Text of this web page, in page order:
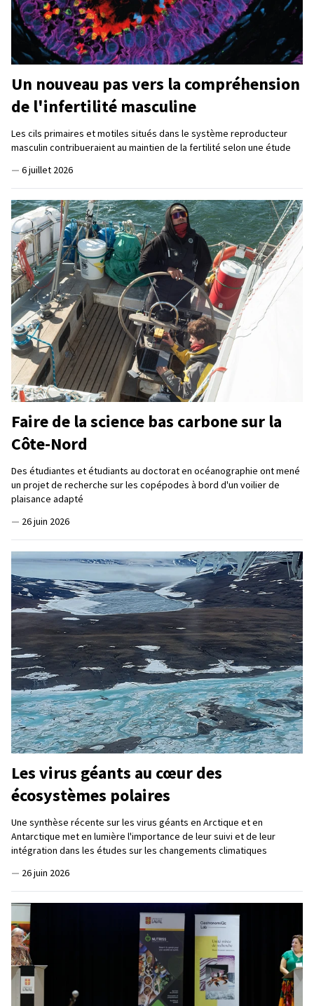
Un nouveau pas vers la compréhension
de l'infertilité masculine
Les cils primaires et motiles situés dans le système reproducteur
masculin contribueraient au maintien de la fertilité selon une étude
— 6 juillet 2026
Faire de la science bas carbone sur la
Côte-Nord
Des étudiantes et étudiants au doctorat en océanographie ont mené
un projet de recherche sur les copépodes à bord d'un voilier de
plaisance adapté
— 26 juin 2026
Les virus géants au cœur des
écosystèmes polaires
Une synthèse récente sur les virus géants en Arctique et en
Antarctique met en lumière l'importance de leur suivi et de leur
intégration dans les études sur les changements climatiques
— 26 juin 2026